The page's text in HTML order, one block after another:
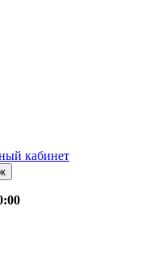
кабинет